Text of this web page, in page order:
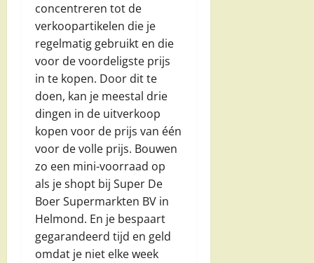
concentreren tot de
verkoopartikelen die je
regelmatig gebruikt en die
voor de voordeligste prijs
in te kopen. Door dit te
doen, kan je meestal drie
dingen in de uitverkoop
kopen voor de prijs van één
voor de volle prijs. Bouwen
zo een mini-voorraad op
als je shopt bij Super De
Boer Supermarkten BV in
Helmond. En je bespaart
gegarandeerd tijd en geld
omdat je niet elke week